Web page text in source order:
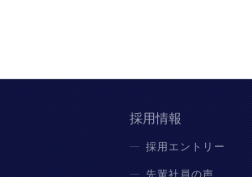
採用情報
採用エントリー
先輩社員の声